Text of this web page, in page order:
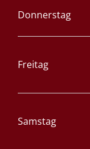
Donnerstag
Freitag
Samstag